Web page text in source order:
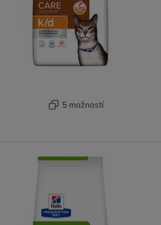
5 možností